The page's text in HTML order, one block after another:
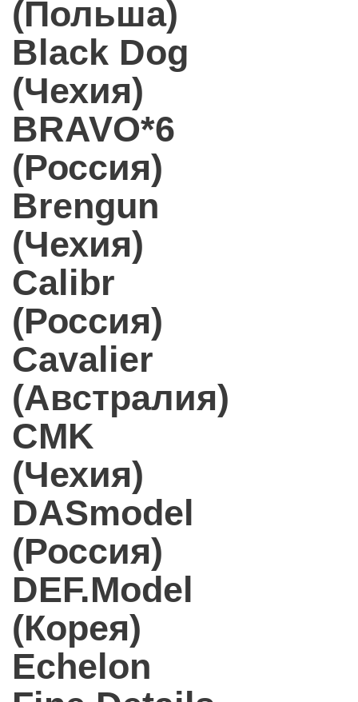
(Польша)
Black Dog
(Чехия)
BRAVO*6
(Россия)
Brengun
(Чехия)
Calibr
(Россия)
Cavalier
(Австралия)
CMK
(Чехия)
DASmodel
(Россия)
DEF.Model
(Корея)
Echelon